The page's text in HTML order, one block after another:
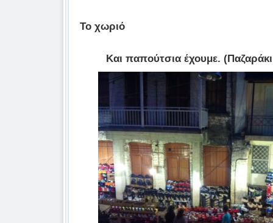
Το χωριό
Και παπούτσια έχουμε.